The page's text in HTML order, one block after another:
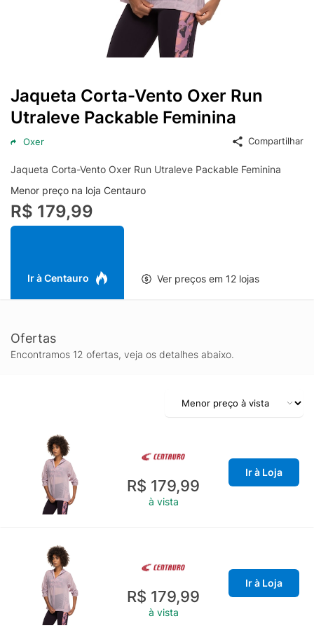
Jaqueta Corta-Vento Oxer Run
Utraleve Packable Feminina
Oxer Compartilhar
Jaqueta Corta-Vento Oxer Run Utraleve Packable Feminina
Menor preço na loja Centauro
R$ 179,99
Ir à Centauro Ver preços em 12 lojas
Ofertas
Encontramos 12 ofertas, veja os detalhes abaixo.
R$ 179,99
à vista
Ir à Loja
R$ 179,99
à vista
Ir à Loja